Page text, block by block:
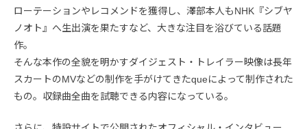
ローテーションやレコメンドを獲得し、澤部本人もNHK『シブヤ
ノオト』へ生出演を果たすなど、大きな注目を浴びている話題
作。
そんな本作の全貌を明かすダイジェスト・トレイラー映像は長年
スカートのMVなどの制作を手がけてきたqueによって制作された
もの。収録曲全曲を試聴できる内容になっている。